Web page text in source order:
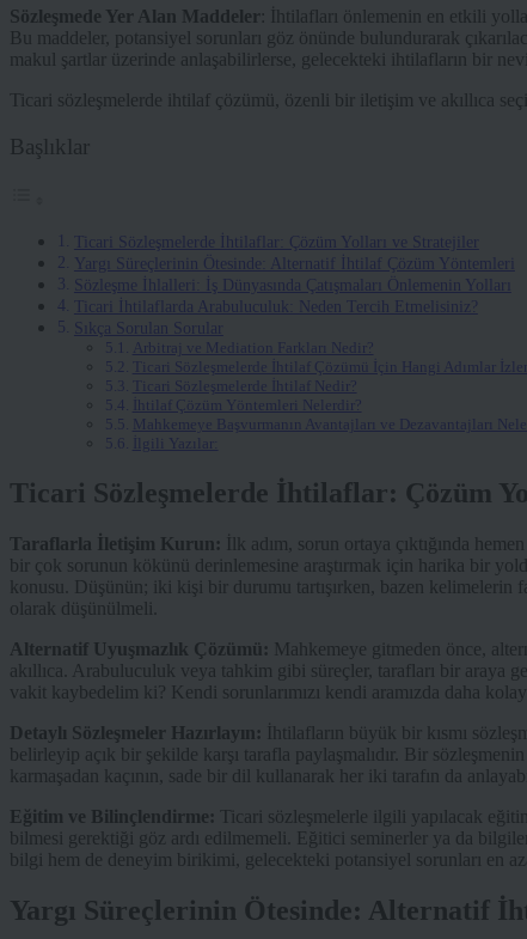
Sözleşmede Yer Alan Maddeler
: İhtilafları önlemenin en etkili
Bu maddeler, potansiyel sorunları göz önünde bulundurarak
makul şartlar üzerinde anlaşabilirlerse, gelecekteki ihtilafların bir
Ticari sözleşmelerde ihtilaf çözümü, özenli bir iletişim ve akıllıca
Başlıklar
Ticari Sözleşmelerde İhtilaflar: Çözüm Yolları ve Stratejiler
Yargı Süreçlerinin Ötesinde: Alternatif İhtilaf Çözüm Yöntemleri
Sözleşme İhlalleri: İş Dünyasında Çatışmaları Önlemenin Yolları
Ticari İhtilaflarda Arabuluculuk: Neden Tercih Etmelisiniz?
Sıkça Sorulan Sorular
Arbitraj ve Mediation Farkları Nedir?
Ticari Sözleşmelerde İhtilaf Çözümü İçin Hangi Adımlar
Ticari Sözleşmelerde İhtilaf Nedir?
İhtilaf Çözüm Yöntemleri Nelerdir?
Mahkemeye Başvurmanın Avantajları ve Dezavantajları
İlgili Yazılar:
Ticari Sözleşmelerde İhtilaflar: Çözüm
Taraflarla İletişim Kurun: İlk adım, sorun ortaya çıktığında
bir çok sorunun kökünü derinlemesine araştırmak için harika bir
konusu. Düşünün; iki kişi bir durumu tartışırken, bazen kelimelerin
olarak düşünülmeli.
Alternatif Uyuşmazlık Çözümü: Mahkemeye gitmeden önce,
akıllıca. Arabuluculuk veya tahkim gibi süreçler, tarafları bir araya
vakit kaybedelim ki? Kendi sorunlarımızı kendi aramızda daha
Detaylı Sözleşmeler Hazırlayın: İhtilafların büyük bir kısmı
belirleyip açık bir şekilde karşı tarafla paylaşmalıdır. Bir
karmaşadan kaçının, sade bir dil kullanarak her iki tarafın da
Eğitim ve Bilinçlendirme: Ticari sözleşmelerle ilgili yapılacak
bilmesi gerektiği göz ardı edilmemeli. Eğitici seminerler ya da
bilgi hem de deneyim birikimi, gelecekteki potansiyel sorunları en
Yargı Süreçlerinin Ötesinde: Alternatif